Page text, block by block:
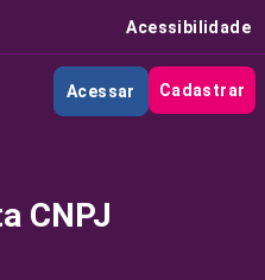
Acessibilidade
Acessar Cadastrar
CNPJ